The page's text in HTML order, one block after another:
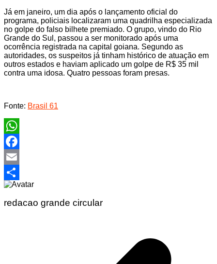
Já em janeiro, um dia após o lançamento oficial do
programa, policiais localizaram uma quadrilha especializada
no golpe do falso bilhete premiado. O grupo, vindo do Rio
Grande do Sul, passou a ser monitorado após uma
ocorrência registrada na capital goiana. Segundo as
autoridades, os suspeitos já tinham histórico de atuação em
outros estados e haviam aplicado um golpe de R$ 35 mil
contra uma idosa. Quatro pessoas foram presas.
Fonte: Brasil 61
WhatsApp
Facebook
Email
Share
redacao grande circular